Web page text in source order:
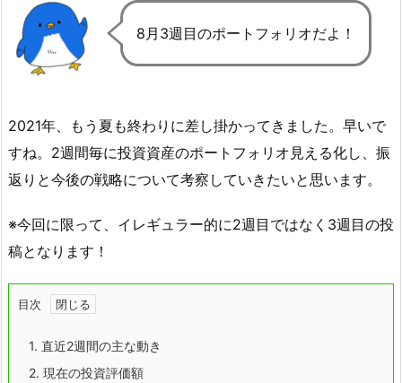
8月3週目のポートフォリオだよ！
2021年、もう夏も終わりに差し掛かってきました。早いで
すね。2週間毎に投資資産のポートフォリオ見える化し、振
返りと今後の戦略について考察していきたいと思います。
※今回に限って、イレギュラー的に2週目ではなく3週目の投
稿となります！
目次
1. 直近2週間の主な動き
2. 現在の投資評価額